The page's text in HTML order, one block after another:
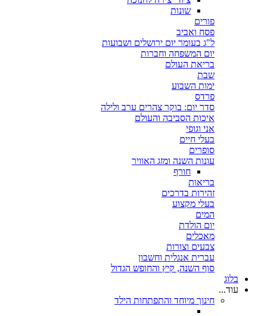
שונות
פורים
פסח ואביב
ל"ג בעומר יום ירושלים ושבועות
יום המשפחה וחברות
בריאת העולם
שבת
ימות השבוע
פרדס
סדר יום: בוקר צהרים ערב ולילה
איכות הסביבה והעולם
אני וגופי
בעלי חיים
סופרים
עונות השנה ומזג האוויר
חורף
בריאות
זהירות בדרכים
בעלי מקצוע
המים
יום הולדת
מאכלים
צבעים וצורות
עברית אנגלית וחשבון
סוף השנה, קיץ והחופש הגדול
בלוג
עוד...
חינוך מיוחד והתפתחות הילד